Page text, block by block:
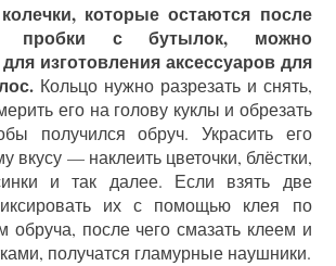
которые остаются после
пробки с бутылок, можно
изготовления аксессуаров для
Кольцо нужно разрезать и снять,
его на голову куклы и обрезать
получился обруч. Украсить его
вкусу — наклеить цветочки, блёстки,
и так далее. Если взять две
их с помощью клея по
обруча, после чего смазать клеем и
получатся гламурные наушники.